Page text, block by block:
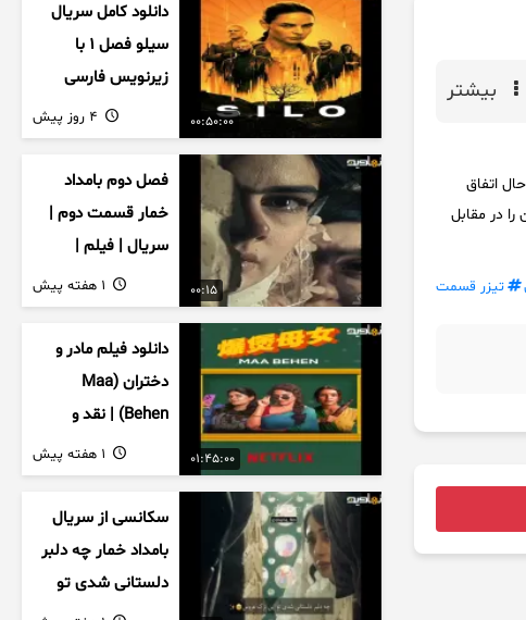
بیشتر
اتفاق
را در مقابل
تیزر قسمت
00:50:00
دانلود کامل سریال
سیلو فصل ۱ با
زیرنویس فارسی
00:15
فصل دوم بامداد
خمار قسمت دوم |
سریال | فیلم |
نمایش خانگی |
محبوبه | سینمایی
01:45:00
دانلود فیلم مادر و
دختران (Maa
Behen) | نقد و
بررسی درام خانوادگی
هندی
سکانسی از سریال
بامداد خمار چه دلبر
دلستانی شدی تو